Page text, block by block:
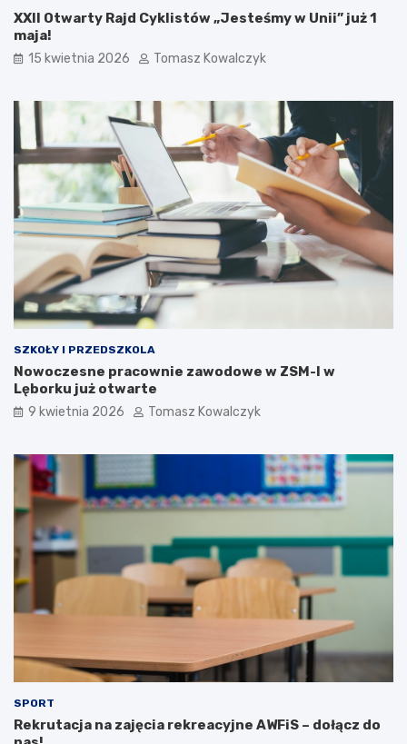
XXII Otwarty Rajd Cyklistów „Jesteśmy w Unii” już 1
maja!
15 kwietnia 2026 Tomasz Kowalczyk
SZKOŁY I PRZEDSZKOLA
Nowoczesne pracownie zawodowe w ZSM-I w
Lęborku już otwarte
9 kwietnia 2026 Tomasz Kowalczyk
SPORT
Rekrutacja na zajęcia rekreacyjne AWFiS – dołącz do